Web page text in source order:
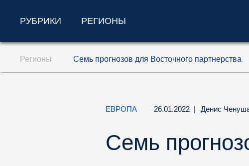
Перейти к содержанию (ключ доступа '1')
Перейти к поиску (ключ доступа '2')
РУБРИКИ РЕГИОНЫ
Регионы Семь прогнозов для Восточного партнерства
ЕВРОПА 26.01.2022 | Денис
Семь